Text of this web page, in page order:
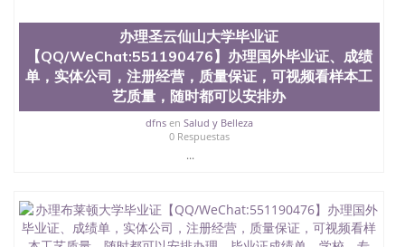
办理圣云仙山大学毕业证
【QQ/WeChat:551190476】办理国外毕业证、成绩
单，实体公司，注册经营，质量保证，可视频看样本工
艺质量，随时都可以安排办
dfnsen Salud y Belleza
0 Respuestas
...